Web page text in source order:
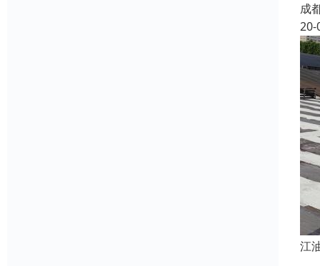
成
20-
江